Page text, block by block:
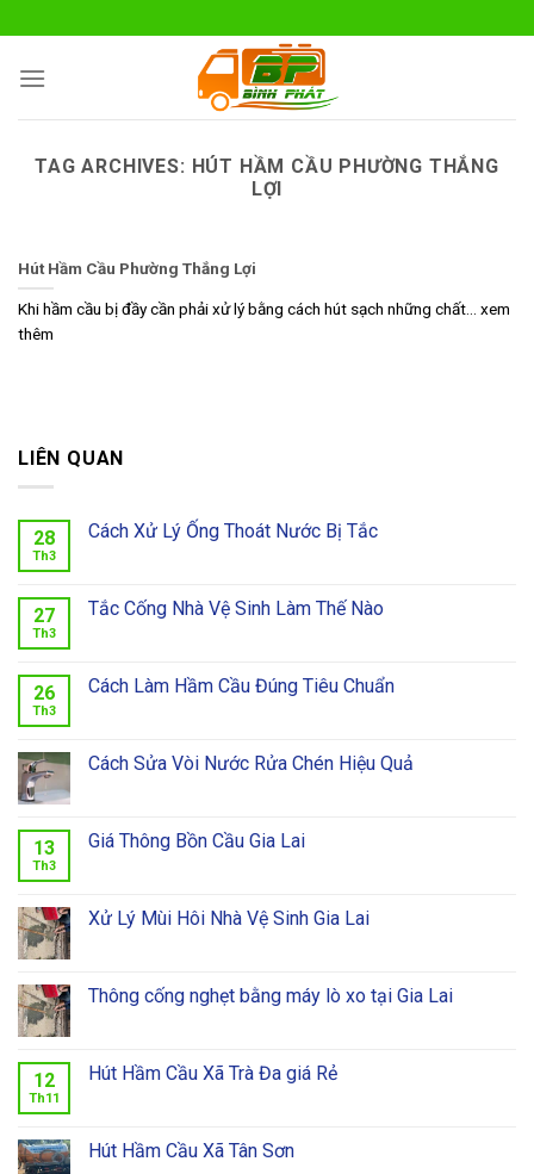
to
content
TAG ARCHIVES: HÚT HẦM CẦU PHƯỜNG THẮNG
LỢI
Hút Hầm Cầu Phường Thắng Lợi
Khi hầm cầu bị đầy cần phải xử lý bằng cách hút sạch những chất... xem
thêm
LIÊN QUAN
28
Th3
Cách Xử Lý Ống Thoát Nước Bị Tắc
27
Th3
Tắc Cống Nhà Vệ Sinh Làm Thế Nào
26
Th3
Cách Làm Hầm Cầu Đúng Tiêu Chuẩn
Cách Sửa Vòi Nước Rửa Chén Hiệu Quả
13
Th3
Giá Thông Bồn Cầu Gia Lai
Xử Lý Mùi Hôi Nhà Vệ Sinh Gia Lai
Thông cống nghẹt bằng máy lò xo tại Gia Lai
12
Th11
Hút Hầm Cầu Xã Trà Đa giá Rẻ
Hút Hầm Cầu Xã Tân Sơn